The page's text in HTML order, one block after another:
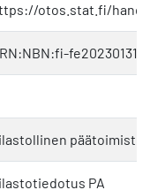
otos.stat.fi/
päätoimisto
PA